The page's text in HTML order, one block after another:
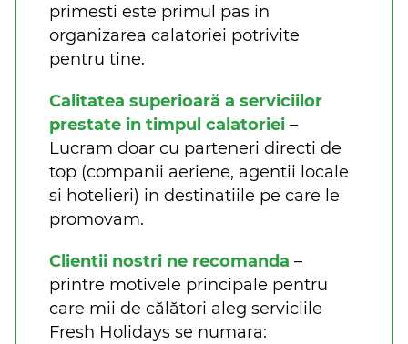
primesti este primul pas in
organizarea calatoriei potrivite
pentru tine.
Calitatea superioară a serviciilor
prestate in timpul calatoriei –
Lucram doar cu parteneri directi de
top (companii aeriene, agentii locale
si hotelieri) in destinatiile pe care le
promovam.
Clientii nostri ne recomanda –
printre motivele principale pentru
care mii de călători aleg serviciile
Fresh Holidays se numara: